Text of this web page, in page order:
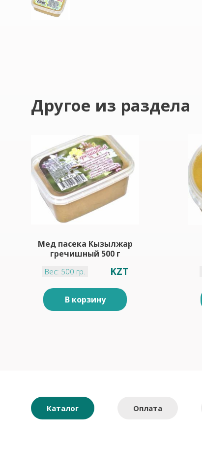
Другое из раздела
Мед пасека Кызылжар
гречишный 500 г
Вес: 500 гр. KZT
В корзину
Каталог Оплата